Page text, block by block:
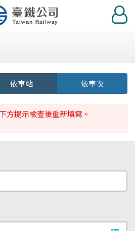
登
入
依車站 依車次
方提示檢查後重新填寫。